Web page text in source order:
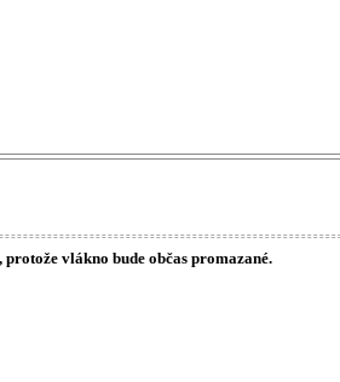
vlákno bude občas promazané.